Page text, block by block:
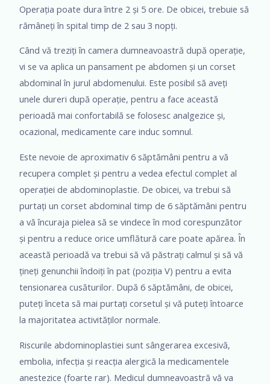
Operația poate dura între 2 și 5 ore. De obicei, trebuie să
rămâneți în spital timp de 2 sau 3 nopți.
Când vă treziți în camera dumneavoastră după operație,
vi se va aplica un pansament pe abdomen și un corset
abdominal în jurul abdomenului. Este posibil să aveți
unele dureri după operație, pentru a face această
perioadă mai confortabilă se folosesc analgezice și,
ocazional, medicamente care induc somnul.
Este nevoie de aproximativ 6 săptămâni pentru a vă
recupera complet și pentru a vedea efectul complet al
operației de abdominoplastie. De obicei, va trebui să
purtați un corset abdominal timp de 6 săptămâni pentru
a vă încuraja pielea să se vindece în mod corespunzător
și pentru a reduce orice umflătură care poate apărea. În
această perioadă va trebui să vă păstrați calmul și să vă
țineți genunchii îndoiți în pat (poziția V) pentru a evita
tensionarea cusăturilor. După 6 săptămâni, de obicei,
puteți înceta să mai purtați corsetul și vă puteți întoarce
la majoritatea activităților normale.
Riscurile abdominoplastiei sunt sângerarea excesivă,
embolia, infecția și reacția alergică la medicamentele
anestezice (foarte rar). Medicul dumneavoastră vă va